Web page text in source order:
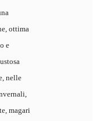
ottima
e
nelle
magari